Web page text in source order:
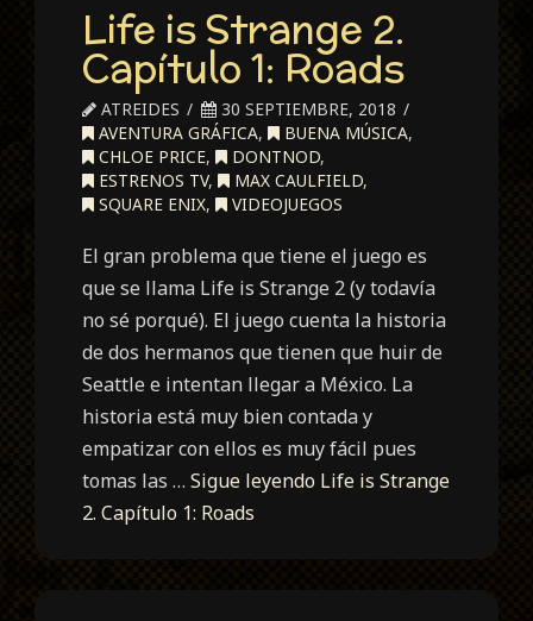
Life is Strange 2.
Capítulo 1: Roads
ATREIDES
30 SEPTIEMBRE, 2018
AVENTURA GRÁFICA, BUENA MÚSICA,
CHLOE PRICE, DONTNOD,
ESTRENOS TV, MAX CAULFIELD,
SQUARE ENIX, VIDEOJUEGOS
El gran problema que tiene el juego es
que se llama Life is Strange 2 (y todavía
no sé porqué). El juego cuenta la historia
de dos hermanos que tienen que huir de
Seattle e intentan llegar a México. La
historia está muy bien contada y
empatizar con ellos es muy fácil pues
tomas las …Sigue leyendo Life is Strange
2. Capítulo 1: Roads